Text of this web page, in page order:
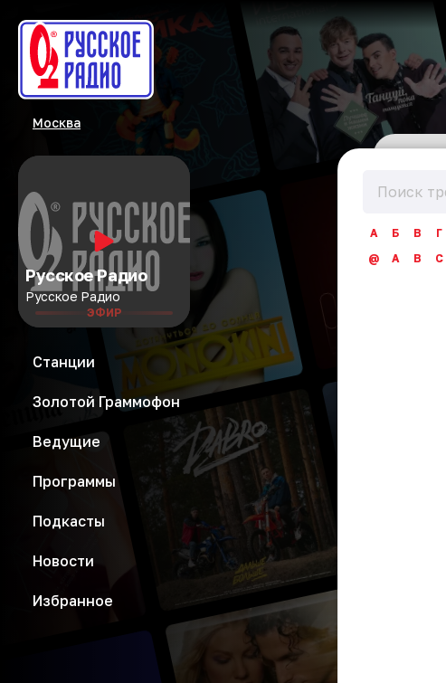
Москва
Русское Радио
Русское Радио
ЭФИР
Станции
Золотой Граммофон
Ведущие
Программы
Подкасты
Новости
Избранное
А Б В Г
@
A B C